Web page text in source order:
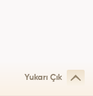
Yukarı Çık